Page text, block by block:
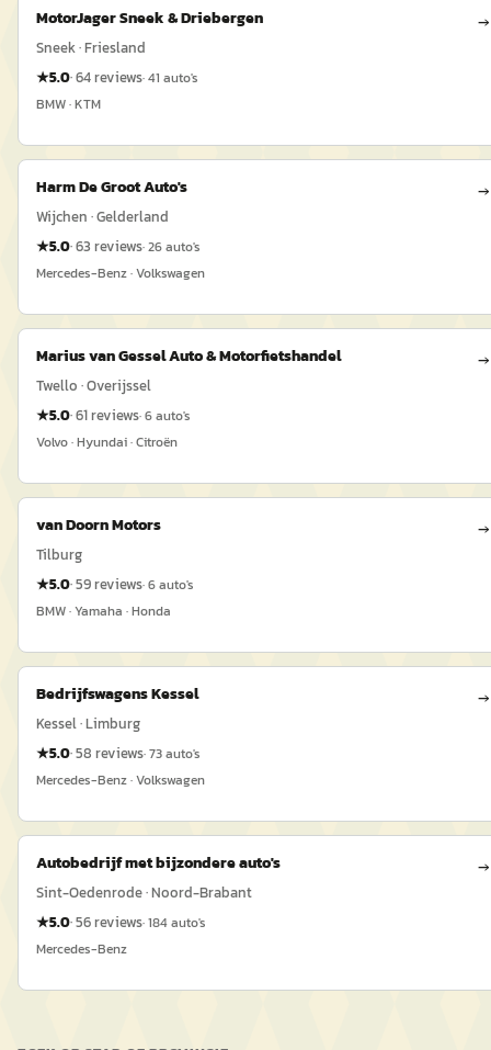
MotorJager Sneek & Driebergen →
Sneek · Friesland
★5.0·64reviews·41 auto's
BMW · KTM
Harm De Groot Auto's →
Wijchen · Gelderland
★5.0·63 reviews·26auto's
Mercedes-Benz · Volkswagen
Marius van Gessel Auto & Motorfietshandel →
Twello · Overijssel
★5.0·61reviews·6auto's
Volvo · Hyundai · Citroën
van Doorn Motors →
Tilburg
★5.0·59reviews·6auto's
BMW · Yamaha · Honda
Bedrijfswagens Kessel →
Kessel · Limburg
★5.0·58 reviews·73auto's
Mercedes-Benz · Volkswagen
Autobedrijf met bijzondere auto's →
Sint-Oedenrode · Noord-Brabant
★5.0·56reviews·184auto's
Mercedes-Benz